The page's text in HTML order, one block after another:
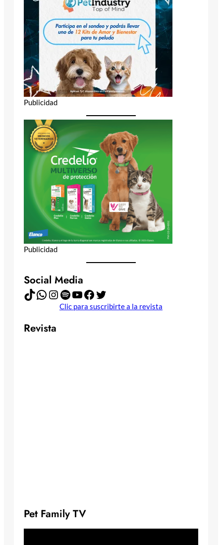
Publicidad
Publicidad
Social Media
TikTok WhatsApp Instagram Spotify YouTube Facebook Twitter
Clic para suscribirte a la revista
Revista
Pet Family TV